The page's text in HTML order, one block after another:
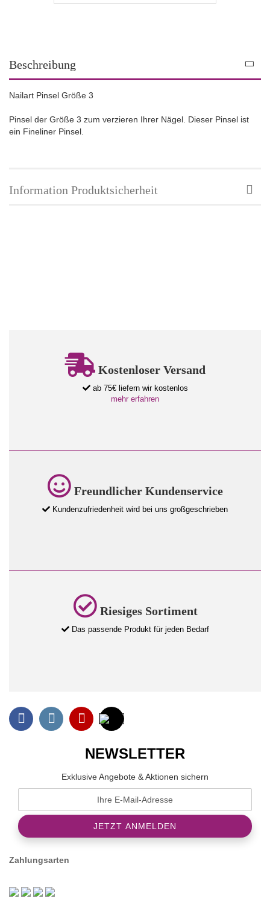
Beschreibung
Nailart Pinsel Größe 3
Pinsel der Größe 3 zum verzieren Ihrer Nägel. Dieser Pinsel ist
ein Fineliner Pinsel.
Information Produktsicherheit
Kostenloser Versand
ab 75€ liefern wir kostenlos
mehr erfahren
Freundlicher Kundenservice
Kundenzufriedenheit wird bei uns großgeschrieben
Riesiges Sortiment
Das passende Produkt für jeden Bedarf
NEWSLETTER
Exklusive Angebote & Aktionen sichern
Zahlungsarten